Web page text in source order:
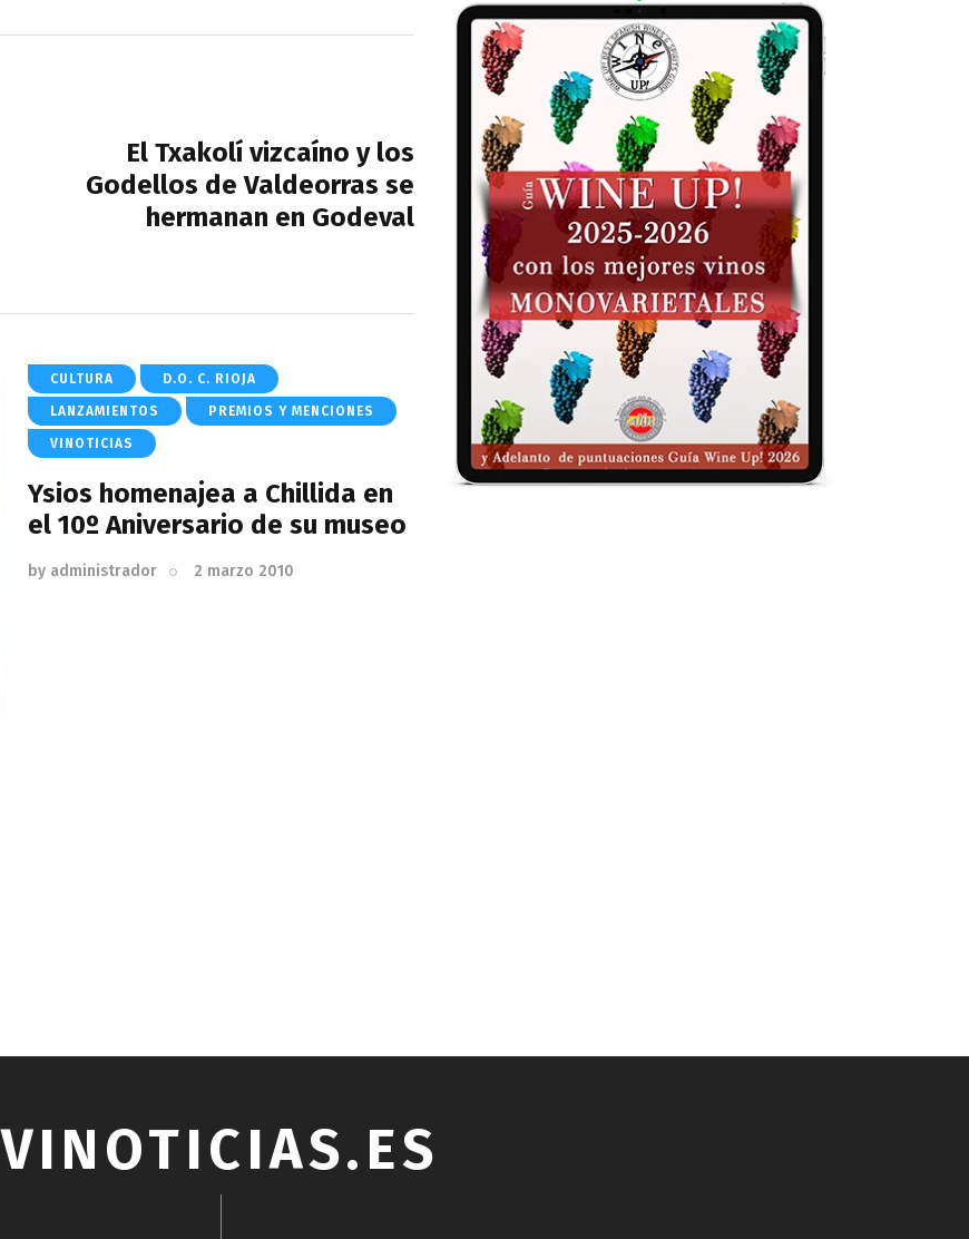
El Txakolí vizcaíno y los
Godellos de Valdeorras se
hermanan en Godeval
CULTURA D.O. C. RIOJA
LANZAMIENTOS PREMIOS Y MENCIONES
VINOTICIAS
Ysios homenajea a Chillida en
el 10º Aniversario de su museo
by administrador 2 marzo 2010
VINOTICIAS.ES